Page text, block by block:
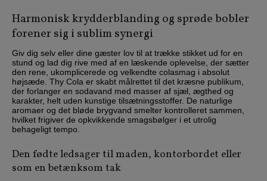
Harmonisk krydderblanding og sprøde bobler
forener sig i sublim synergi
Giv dig selv eller dine gæster lov til at trække stikket ud for en
stund og lad dig rive med af en læskende oplevelse, der sætter
den rene, ukomplicerede og velkendte colasmag i absolut
højsæde. Thy Cola er skabt målrettet til det kræsne publikum,
der forlanger en sodavand med masser af sjæl, ægthed og
karakter, helt uden kunstige tilsætningsstoffer. De naturlige
aromaer og det bløde brygvand smelter kontrolleret sammen,
hvilket frigiver de opkvikkende smagsbølger i et utrolig
behageligt tempo.
Den fødte ledsager til maden, kontorbordet eller
som en betænksom tak